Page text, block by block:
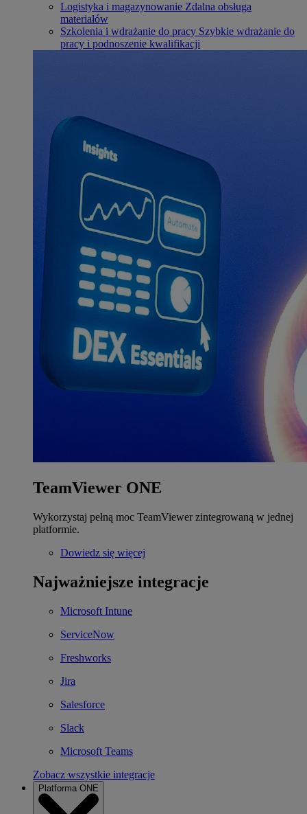
Logistyka i magazynowanie Zdalna obsługa
materiałów
Szkolenia i wdrażanie do pracy Szybkie wdrażanie do
pracy i podnoszenie kwalifikacji
TeamViewer ONE
Wykorzystaj pełną moc TeamViewer zintegrowaną w jednej
platformie.
Dowiedz się więcej
Najważniejsze integracje
Microsoft Intune
ServiceNow
Freshworks
Jira
Salesforce
Slack
Microsoft Teams
Zobacz wszystkie integracje
Platforma ONE